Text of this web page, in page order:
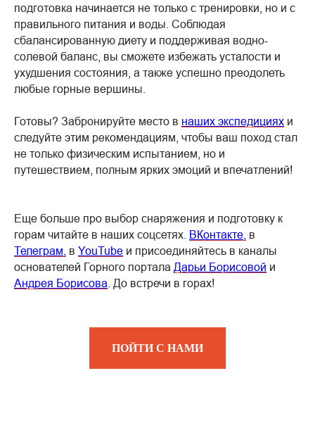
подготовка начинается не только с тренировки, но и с
правильного питания и воды. Соблюдая
сбалансированную диету и поддерживая водно-
солевой баланс, вы сможете избежать усталости и
ухудшения состояния, а также успешно преодолеть
любые горные вершины.
Готовы? Забронируйте место в наших экспедициях и
следуйте этим рекомендациям, чтобы ваш поход стал
не только физическим испытанием, но и
путешествием, полным ярких эмоций и впечатлений!
Еще больше про выбор снаряжения и подготовку к
горам читайте в наших соцсетях. ВКонтакте, в
Телеграм, в YouTube и присоединяйтесь в каналы
основателей Горного портала Дарьи Борисовой и
Андрея Борисова . До встречи в горах!
ПОЙТИ С НАМИ